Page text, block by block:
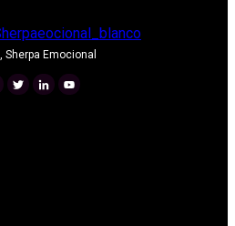
Sherpa Emocional